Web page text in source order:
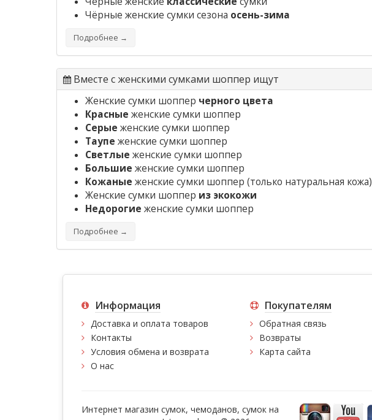
Чёрные женские сумки сезона осень-зима
Подробнее →
Вместе с женскими сумками шоппер ищут
Женские сумки шоппер черного цвета
Красные женские сумки шоппер
Серые женские сумки шоппер
Таупе женские сумки шоппер
Светлые женские сумки шоппер
Большие женские сумки шоппер
Кожаные женские сумки шоппер (только натуральная кожа)
Женские сумки шоппер из экокожи
Недорогие женские сумки шоппер
Подробнее →
Информация
Доставка и оплата товаров
Контакты
Условия обмена и возврата
О нас
Покупателям
Обратная связь
Возвраты
Карта сайта
Интернет магазин сумок, чемоданов, сумок на